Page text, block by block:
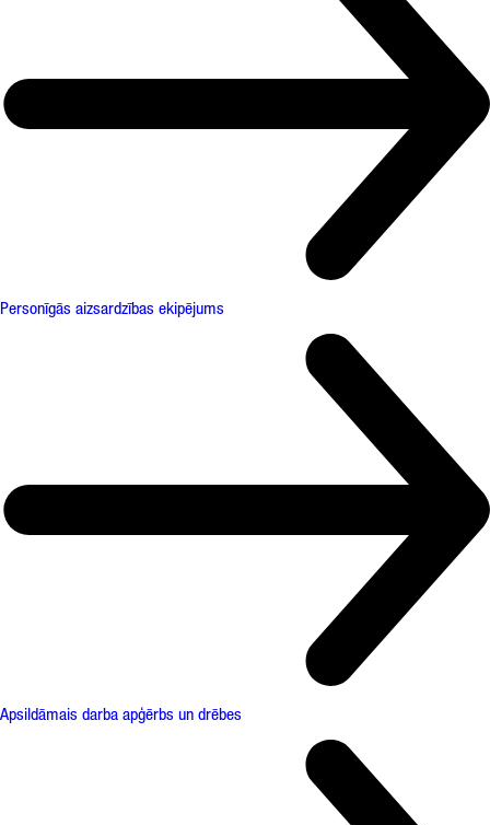
Personīgās aizsardzības ekipējums
Apsildāmais darba apģērbs un drēbes